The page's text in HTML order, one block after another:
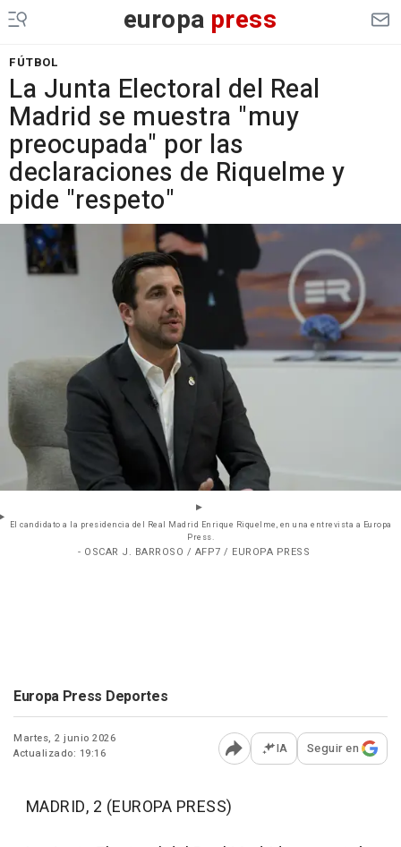
europa press
FÚTBOL
La Junta Electoral del Real
Madrid se muestra "muy
preocupada" por las
declaraciones de Riquelme y
pide "respeto"
El candidato a la presidencia del Real Madrid Enrique Riquelme, en una entrevista a Europa
Press.
- OSCAR J. BARROSO / AFP7 / EUROPA PRESS
Europa Press Deportes
Martes, 2 junio 2026
Actualizado: 19:16
Abrir opciones para
IA Seguir en
MADRID, 2 (EUROPA PRESS)